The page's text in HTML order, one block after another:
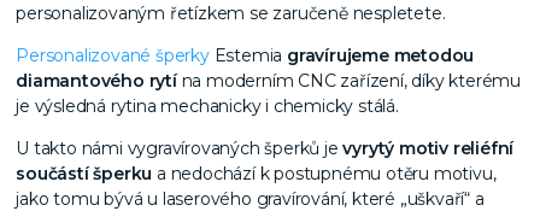
personalizovaným řetízkem se zaručeně nespletete.
Personalizované šperkyEstemia gravírujeme metodou
diamantového rytína moderním CNC zařízení, díky kterému
je výsledná rytina mechanicky i chemicky stálá.
U takto námi vygravírovaných šperků jevyrytý motiv reliéfní
součástí šperku a nedochází k postupnému otěru motivu,
jako tomu bývá u laserového gravírování, které „uškvaří“ a